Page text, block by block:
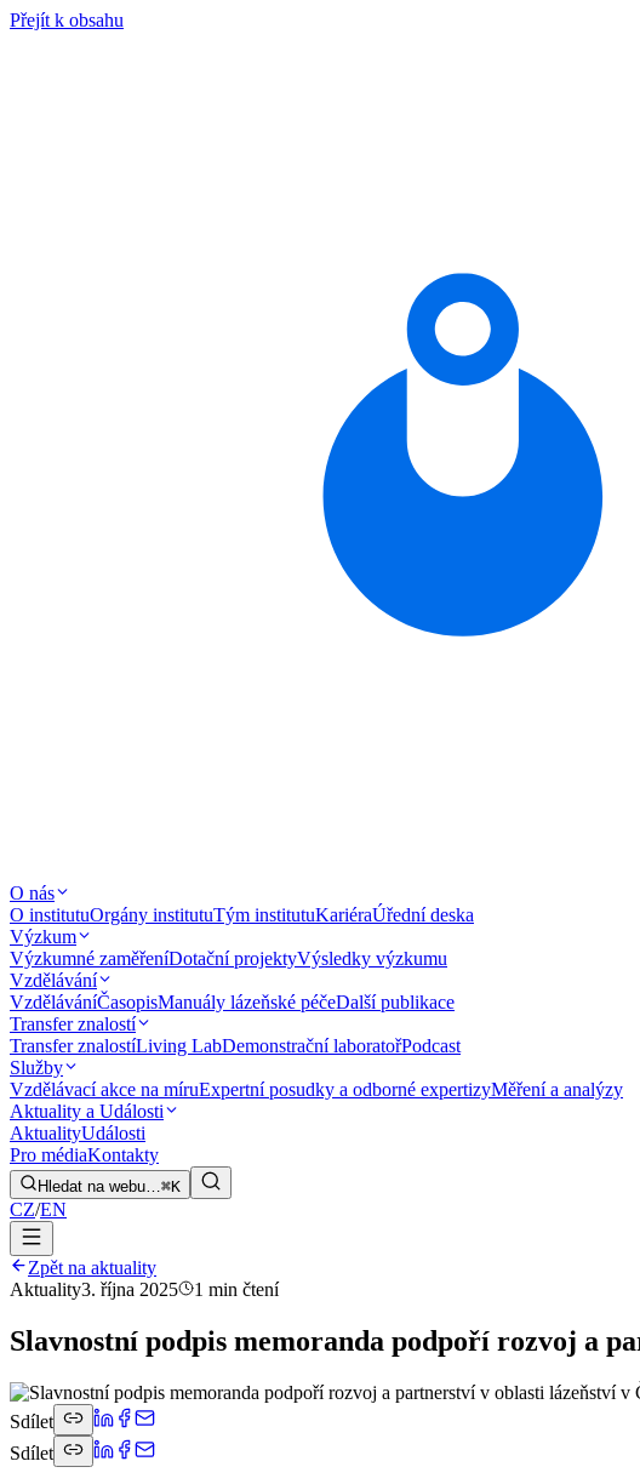
Přejít k obsahu
O nás
O institutuOrgány institutuTým institutuKariéraÚřední deska
Výzkum
Výzkumné zaměřeníDotační projektyVýsledky výzkumu
Vzdělávání
VzděláváníČasopisManuály lázeňské péčeDalší publikace
Transfer znalostí
Transfer znalostíLiving LabDemonstrační laboratořPodcast
Služby
Vzdělávací akce na míruExpertní posudky a odborné expertizyMěření a analýzy
Aktuality a Události
AktualityUdálosti
Pro médiaKontakty
Hledat na webu…⌘K
CZ/EN
Zpět na aktuality
Aktuality3. října 2025 1 min čtení
Slavnostní podpis memoranda podpoří rozvoj a
Sdílet
Sdílet